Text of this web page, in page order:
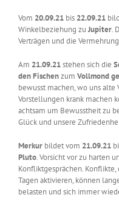
Vom 20.09.21 bis 22.09.21
Winkelbeziehung zu Jupiter.
Verträgen und die
Am 21.09.21stehen sich die
den Fischenzum Vollmond
bewusst machen, wo uns
Vorstellungen krank machen
achtsam um Bewusstheit zu
Glück und unsere
Merkur bildet vom 21.09.21
Pluto. Vorsicht vor zu harten
Konfliktgesprächen.
Tagen aktivieren, können
belasten und sich immer